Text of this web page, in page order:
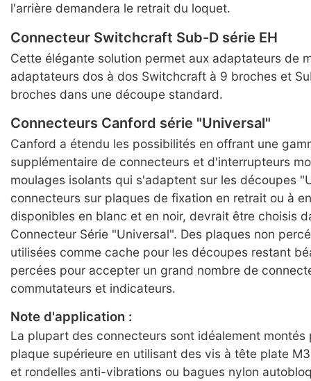
l'arrière demandera le retrait du loquet.
Connecteur Switchcraft Sub-D série EH
Cette élégante solution permet aux adaptateurs de
adaptateurs dos à dos Switchcraft à 9 broches et
broches dans une découpe standard.
Connecteurs Canford série "Universal"
Canford a étendu les possibilités en offrant une
supplémentaire de connecteurs et d'interrupteurs
moulages isolants qui s'adaptent sur les découpes
connecteurs sur plaques de fixation en retrait ou à
disponibles en blanc et en noir, devrait être choisis
Connecteur Série "Universal". Des plaques non
utilisées comme cache pour les découpes restant
percées pour accepter un grand nombre de
commutateurs et indicateurs.
Note d'application :
La plupart des connecteurs sont idéalement montés
plaque supérieure en utilisant des vis à tête plate
et rondelles anti-vibrations ou bagues nylon